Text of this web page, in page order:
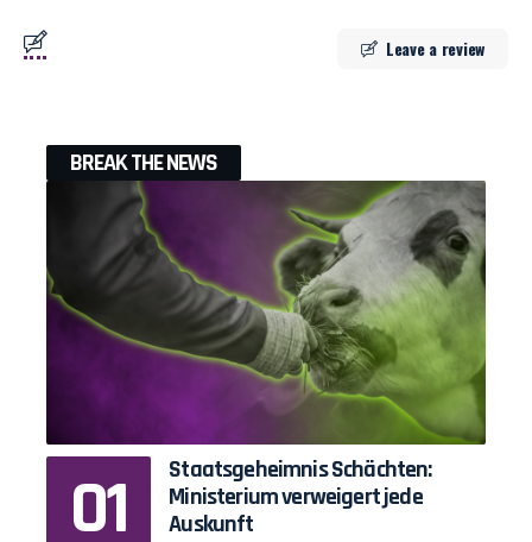
Leave a review
BREAK THE NEWS
Staatsgeheimnis Schächten:
Ministerium verweigert jede
Auskunft